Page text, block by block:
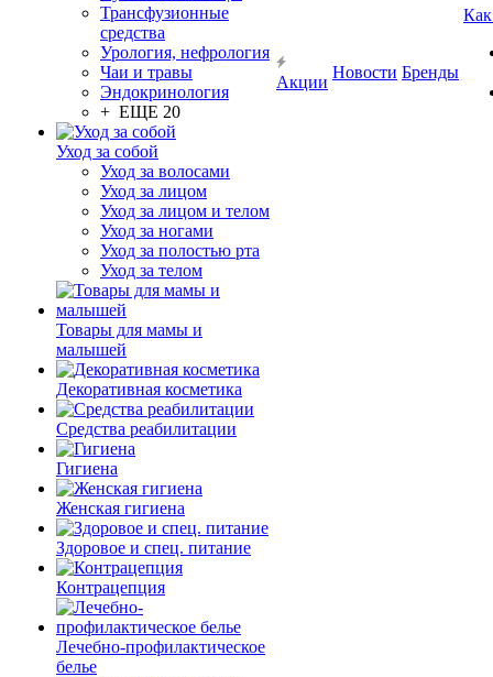
Трансфузионные
средства
Урология, нефрология
Чаи и травы
Эндокринология
+ ЕЩЕ 20
Уход за собой
Уход за волосами
Уход за лицом
Уход за лицом и телом
Уход за ногами
Уход за полостью рта
Уход за телом
Товары для мамы и
малышей
Декоративная косметика
Средства реабилитации
Гигиена
Женская гигиена
Здоровое и спец. питание
Контрацепция
Лечебно-профилактическое
белье
Акции
Новости Бренды